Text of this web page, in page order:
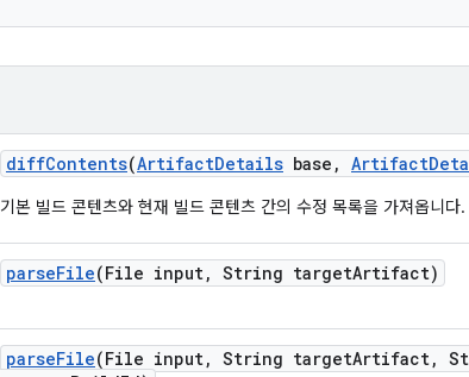
diffContents(ArtifactDetails base , Artifact
기본 빌드 콘텐츠와 현재 빌드 콘텐츠 간의 수정 목록을 가져옵니다.
parseFile(File input, String targetArtifact)
parseFile(File input, String targetArtifact,